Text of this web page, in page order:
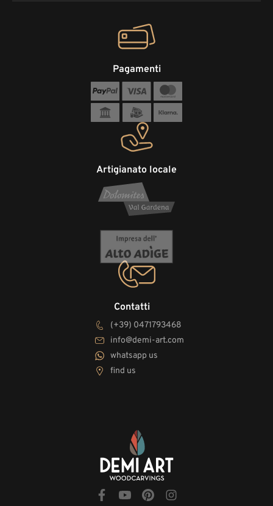
Contatti
(+39) 0471793468
info@demi-art.com
whatsapp us
find us
Artigianato locale
Pagamenti